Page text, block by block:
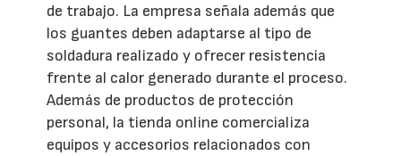
de trabajo. La empresa señala además que
los guantes deben adaptarse al tipo de
soldadura realizado y ofrecer resistencia
frente al calor generado durante el proceso.
Además de productos de protección
personal, la tienda online comercializa
equipos y accesorios relacionados con